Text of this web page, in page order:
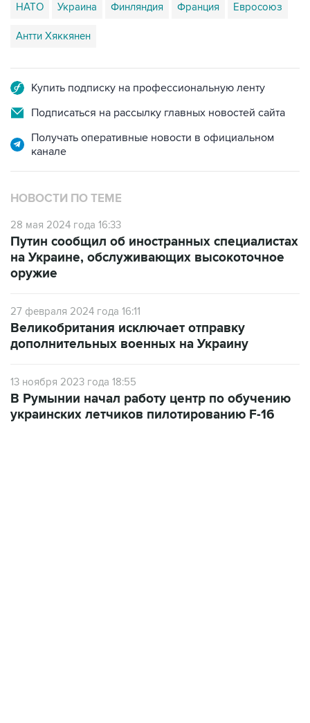
НАТО Украина Финляндия Франция Евросоюз
Антти Хяккянен
Купить подписку на профессиональную ленту
Подписаться на рассылку главных новостей сайта
Получать оперативные новости в официальном
канале
НОВОСТИ ПО ТЕМЕ
28 мая 2024 года 16:33
Путин сообщил об иностранных специалистах
на Украине, обслуживающих высокоточное
оружие
27 февраля 2024 года 16:11
Великобритания исключает отправку
дополнительных военных на Украину
13 ноября 2023 года 18:55
В Румынии начал работу центр по обучению
украинских летчиков пилотированию F-16